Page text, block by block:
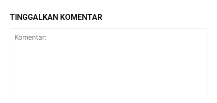
TINGGALKAN KOMENTAR